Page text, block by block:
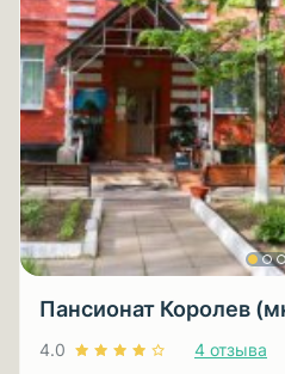
Пансионат Королев
4.0 4 отзыва